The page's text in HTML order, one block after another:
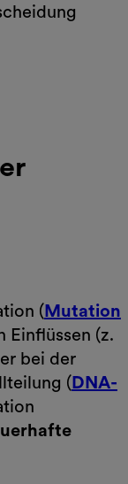
(Mutation
Einflüssen (z.
bei der
(DNA-